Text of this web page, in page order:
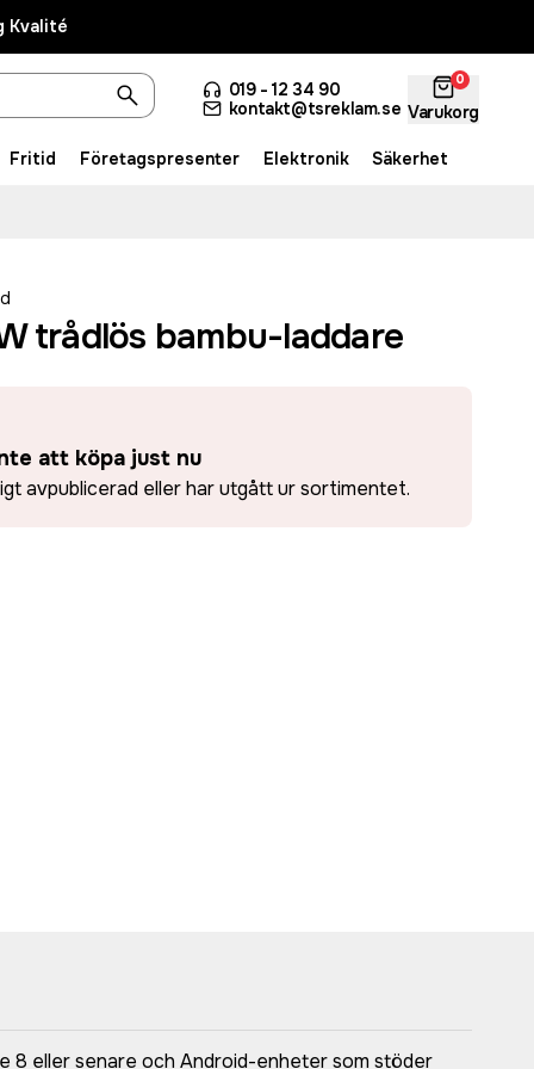
Kvalité
019 - 12 34 90
kontakt@tsreklam.se
0
Varukorg
Fritid Företagspresenter Elektronik Säkerhet
trådlös bambu-laddare
att köpa just nu
avpublicerad eller har utgått ur sortimentet.
8 eller senare och Android-enheter som stöder